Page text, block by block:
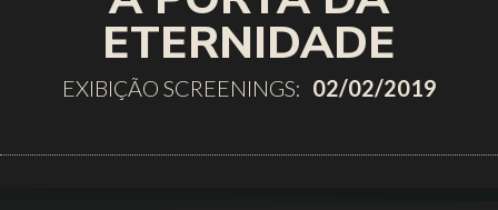
ETERNIDADE
EXIBIÇÃO SCREENINGS: 02/02/2019